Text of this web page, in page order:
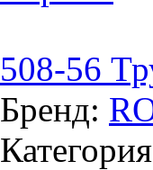
508-56
Бренд: